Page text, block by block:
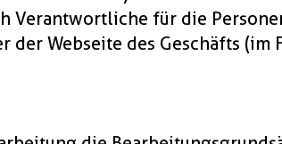
Verantwortliche für die
der Webseite des Geschäfts (im